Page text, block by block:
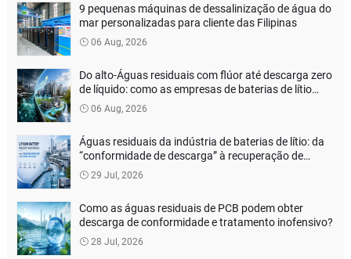
9 pequenas máquinas de dessalinização de água do
mar personalizadas para cliente das Filipinas
06 Aug, 2026
Do alto-Águas residuais com flúor até descarga zero
de líquido: como as empresas de baterias de lítio
podem reduzir os custos de tratamento ambiental?
06 Aug, 2026
Águas residuais da indústria de baterias de lítio: da
“conformidade de descarga” à recuperação de
recursos
29 Jul, 2026
Como as águas residuais de PCB podem obter
descarga de conformidade e tratamento inofensivo?
28 Jul, 2026